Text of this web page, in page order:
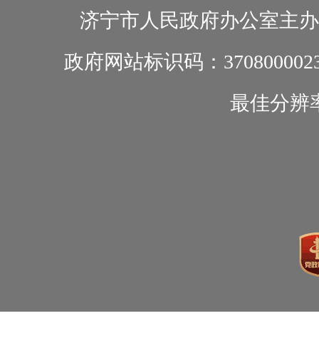
济宁市人民政府办公室主
政府网站标识码：
最佳分辨